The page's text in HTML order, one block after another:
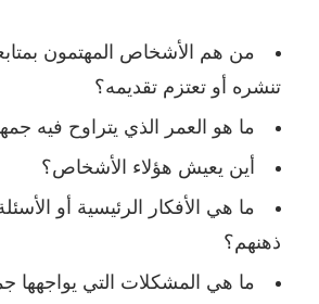
من هم الأشخاص المهتمون
تنشره أو تعتزم تقديمه؟
ما هو العمر الذي يتراوح فيه
أين يعيش هؤلاء الأشخاص؟
ما هي الأفكار الرئيسية أو
ذهنهم؟
ما هي المشكلات التي